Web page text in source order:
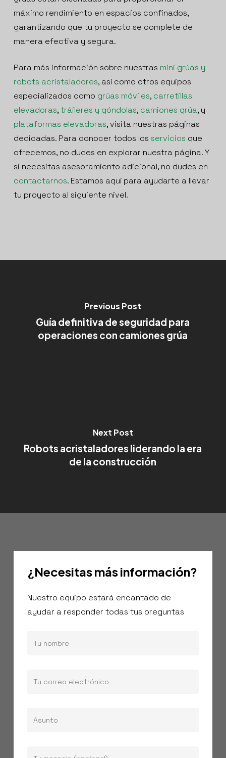
máximo rendimiento en espacios confinados,
garantizando que tu proyecto se complete de
manera efectiva y segura.
Para más información sobre nuestras mini grúas y
robots acristaladores, así como otros equipos
especializados como grúas móviles, carretillas
elevadoras,tráileres y góndolas, camiones grúa, y
plataformas elevadoras, visita nuestras páginas
dedicadas. Para conocer todos los servicios que
ofrecemos, no dudes en explorar nuestra página. Y
si necesitas asesoramiento adicional, no dudes en
contactarnos. Estamos aquí para ayudarte a llevar
tu proyecto al siguiente nivel.
Previous Post
Guía definitiva de seguridad para
operaciones con camiones grúa
Next Post
Robots acristaladores liderando la era
de la construcción
¿Necesitasmásinformación?
Nuestro equipo estará encantado de
ayudar a responder todas tus preguntas